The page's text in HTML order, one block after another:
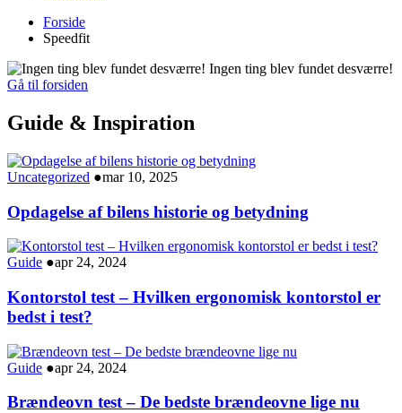
Forside
Speedfit
Ingen ting blev fundet desværre!
Gå til forsiden
Guide & Inspiration
Uncategorized ●mar 10, 2025
Opdagelse af bilens historie og betydning
Guide ●apr 24, 2024
Kontorstol test – Hvilken ergonomisk kontorstol er
bedst i test?
Guide ●apr 24, 2024
Brændeovn test – De bedste brændeovne lige nu